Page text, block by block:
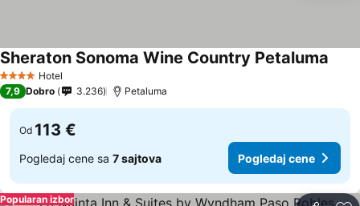
4 ZvezdiceHotel
Sheraton Sonoma Wine Country Petaluma
7,9 Dobro 3.236 Petaluma
Od 113 €
Pogledaj cene sa 7 sajtova Pogledaj cene
Popularan izbor